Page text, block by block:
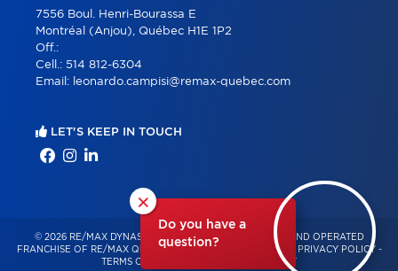
×
Do you have a
question?
7556 Boul. Henri-Bourassa E
Montréal (Anjou), Québec H1E 1P2
Off.:
Cell.: 514 812-6304
Email: leonardo.campisi@remax-quebec.com
LET'S KEEP IN TOUCH
© 2026 RE/MAX DYNASTIE – INDEPENDENTLY OWNED AND OPERATED
FRANCHISE OF RE/MAX QUÉBEC – ALL RIGHTS RESERVED -
PRIVACY POLICY -
TERMS OF USE
CONSENT MANAGEMENT